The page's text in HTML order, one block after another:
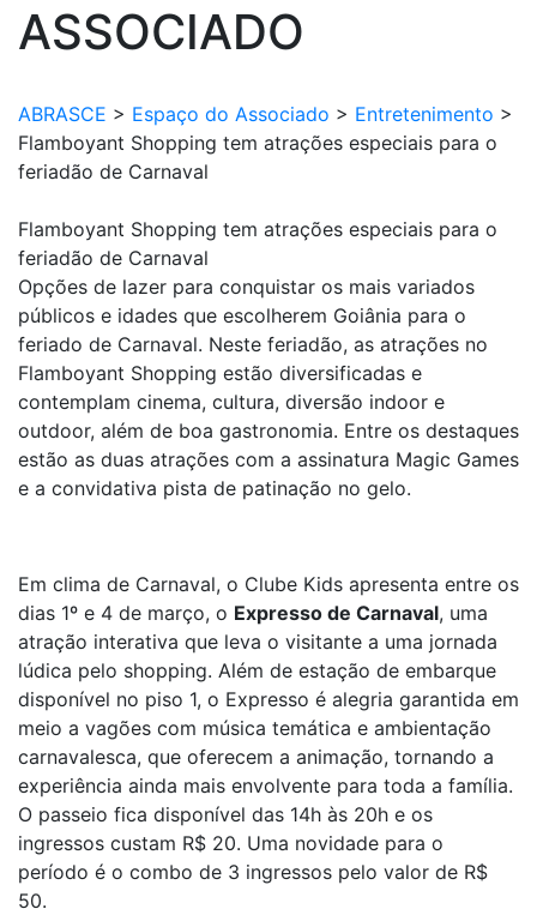
ASSOCIADO
ABRASCE > Espaço do Associado > Entretenimento >
Flamboyant Shopping tem atrações especiais para o
feriadão de Carnaval
Flamboyant Shopping tem atrações especiais para o
feriadão de Carnaval
Opções de lazer para conquistar os mais variados
públicos e idades que escolherem Goiânia para o
feriado de Carnaval. Neste feriadão, as atrações no
Flamboyant Shopping estão diversificadas e
contemplam cinema, cultura, diversão indoor e
outdoor, além de boa gastronomia. Entre os destaques
estão as duas atrações com a assinatura Magic Games
e a convidativa pista de patinação no gelo.
Em clima de Carnaval, o Clube Kids apresenta entre os
dias 1º e 4 de março, o Expresso de Carnaval, uma
atração interativa que leva o visitante a uma jornada
lúdica pelo shopping. Além de estação de embarque
disponível no piso 1, o Expresso é alegria garantida em
meio a vagões com música temática e ambientação
carnavalesca, que oferecem a animação, tornando a
experiência ainda mais envolvente para toda a família.
O passeio fica disponível das 14h às 20h e os
ingressos custam R$ 20. Uma novidade para o
período é o combo de 3 ingressos pelo valor de R$
50.